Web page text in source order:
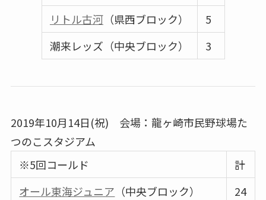
リトル古河（県西ブロック）
5
潮来レッズ（中央ブロック）
3
2019年10月14日(祝) 会場：龍ヶ崎市民野球場た
つのこスタジアム
※5回コールド
計
オール東海ジュニア （中央ブロック）
24